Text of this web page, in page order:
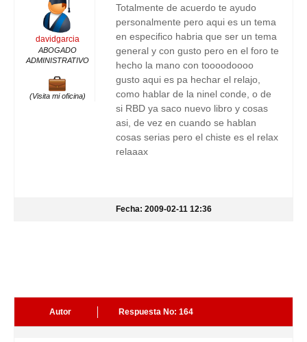
davidgarcia
ABOGADO
ADMINISTRATIVO
(Visita mi oficina)
Totalmente de acuerdo te ayudo
personalmente pero aqui es un tema
en especifico habria que ser un tema
general y con gusto pero en el foro te
hecho la mano con toooodoooo
gusto aqui es pa hechar el relajo,
como hablar de la ninel conde, o de
si RBD ya saco nuevo libro y cosas
asi, de vez en cuando se hablan
cosas serias pero el chiste es el relax
relaaax
Fecha: 2009-02-11 12:36
Autor Respuesta No: 164